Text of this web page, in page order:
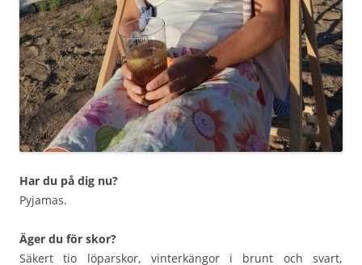
Har du på dig nu?
Pyjamas.
Äger du för skor?
Säkert tio löparskor, vinterkängor i brunt och svart,